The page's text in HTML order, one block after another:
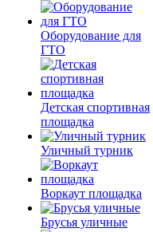
Оборудование для
ГТО
Детская спортивная
площадка
Уличный турник
Воркаут площадка
Брусья уличные